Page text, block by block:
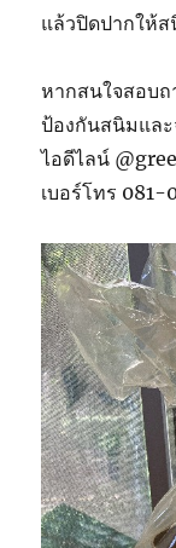
แล้วปิดปากให้ส
หากสนใจสอบ
ป้องกันสนิมแล
ไอดีไลน์
เบอร์โทร